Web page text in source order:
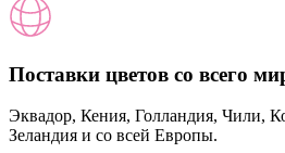
Поставки цветов со всего
Эквадор, Кения, Голландия, Чили,
Зеландия и со всей Европы.